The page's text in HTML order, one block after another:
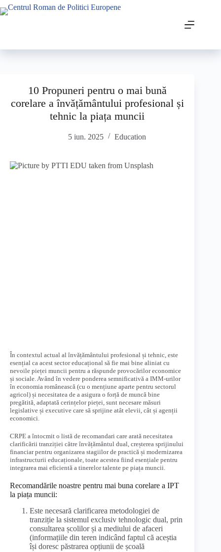
10 Propuneri pentru o mai bună
corelare a învățământului profesional și
tehnic la piața muncii
5 iun. 2025 Education
În contextul actual al învățământului profesional și tehnic, este
esențial ca acest sector educațional să fie mai bine aliniat cu
nevoile pieței muncii pentru a răspunde provocărilor economice
și sociale. Având în vedere ponderea semnificativă a IMM-urilor
în economia românească (cu o mențiune aparte pentru sectorul
agricol) și necesitatea de a asigura o forță de muncă bine
pregătită, adaptată cerințelor pieței, sunt necesare măsuri
legislative și executive care să sprijine atât elevii, cât și agenții
economici.
CRPE a întocmit o listă de recomandari care arată necesitatea
clarificării tranziției către învățământul dual, creșterea sprijinului
financiar pentru organizarea stagiilor de practică și modernizarea
infrastructurii educaționale, toate acestea fiind esențiale pentru
integrarea mai eficientă a tinerelor talente pe piața muncii.
Recomandările noastre pentru mai buna corelare a IPT
la piața muncii:
Este necesară clarificarea metodologiei de
tranziție la sistemul exclusiv tehnologic dual, prin
consultarea școlilor și a mediului de afaceri
(informațiile din teren indicând faptul că aceștia
își doresc păstrarea opțiunii de școală